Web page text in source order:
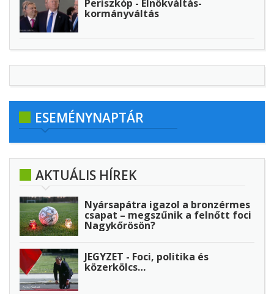
Periszkóp - Elnökváltás-
kormányváltás
ESEMÉNYNAPTÁR
AKTUÁLIS HÍREK
Nyársapátra igazol a bronzérmes
csapat – megszűnik a felnőtt foci
Nagykőrösön?
JEGYZET - Foci, politika és
közerkölcs…